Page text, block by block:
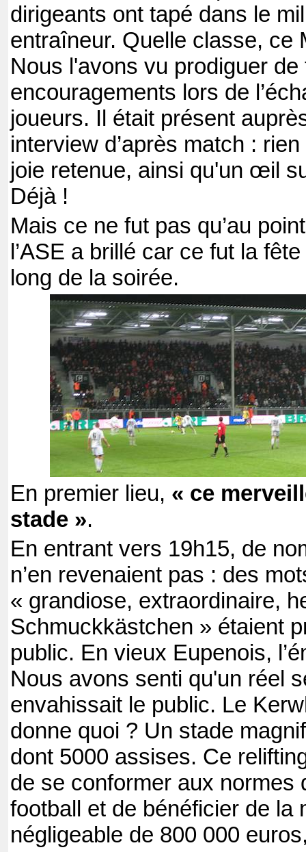
dirigeants ont tapé dans le
entraîneur. Quelle classe, ce
Nous l'avons vu prodiguer
encouragements lors de
joueurs. Il était présent
interview d’après match :
joie retenue, ainsi qu'un œil
Déjà !
Mais ce ne fut pas qu’au
l’ASE a brillé car ce fut la
long de la soirée.
En premier lieu, « ce
stade ».
En entrant vers 19h15, de
n’en revenaient pas : des
« grandiose, extraordinaire,
Schmuckkästchen » étaient
public. En vieux Eupenois,
Nous avons senti qu'un réel
envahissait le public. Le
donne quoi ? Un stade
dont 5000 assises. Ce
de se conformer aux normes
football et de bénéficier de la
négligeable de 800 000